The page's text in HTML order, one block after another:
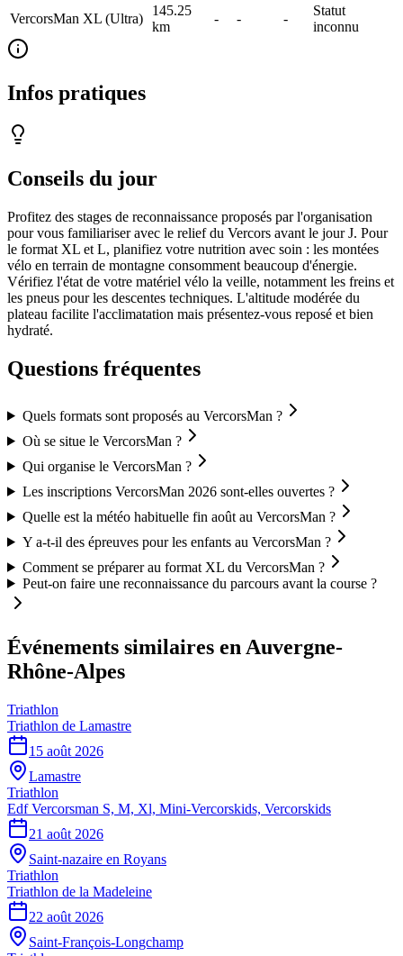
VercorsMan XL (Ultra)
145.25
km
- - -
Statut
inconnu
Infos pratiques
Conseils du jour
Profitez des stages de reconnaissance proposés par l'organisation
pour vous familiariser avec le relief du Vercors avant le jour J. Pour
le format XL et L, planifiez votre nutrition avec soin : les montées
vélo en terrain de montagne consomment beaucoup d'énergie.
Vérifiez l'état de votre matériel vélo la veille, notamment les freins et
les pneus pour les descentes techniques. L'altitude modérée du
plateau facilite l'acclimatation mais présentez-vous reposé et bien
hydraté.
Questions fréquentes
Quels formats sont proposés au VercorsMan ?
Où se situe le VercorsMan ?
Qui organise le VercorsMan ?
Les inscriptions VercorsMan 2026 sont-elles ouvertes ?
Quelle est la météo habituelle fin août au VercorsMan ?
Y a-t-il des épreuves pour les enfants au VercorsMan ?
Comment se préparer au format XL du VercorsMan ?
Peut-on faire une reconnaissance du parcours avant la course ?
Événements similaires en Auvergne-
Rhône-Alpes
Triathlon
Triathlon de Lamastre
15 août 2026
Lamastre
Triathlon
Edf Vercorsman S, M, Xl, Mini-Vercorskids, Vercorskids
21 août 2026
Saint-nazaire en Royans
Triathlon
Triathlon de la Madeleine
22 août 2026
Saint-François-Longchamp